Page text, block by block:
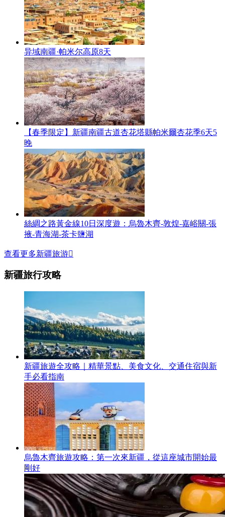
异域南疆·帕米尔高原8天
【春季限定】新疆南疆古道杏花塔縣帕米爾杏花季6天5
晚
絲綢之路黃金線10日深度遊：烏魯木齊-敦煌-嘉峪關-張
掖-青海湖-茶卡鹽湖
查看更多新疆旅游
新疆旅行攻略
新疆旅遊全攻略｜精華景點、美食文化、交通住宿與新
手必看指南
烏魯木齊旅遊攻略：第一次來新疆，從這座城市開始最
剛好